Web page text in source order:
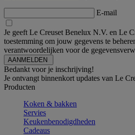
E-mail
Je geeft Le Creuset Benelux N.V. en Le
toestemming om jouw gegevens te
verantwoordelijken voor de
Bedankt voor je inschrijving!
Je ontvangt binnenkort updates van Le
Producten
Koken & bakken
Servies
Keukenbenodigdheden
Cadeaus